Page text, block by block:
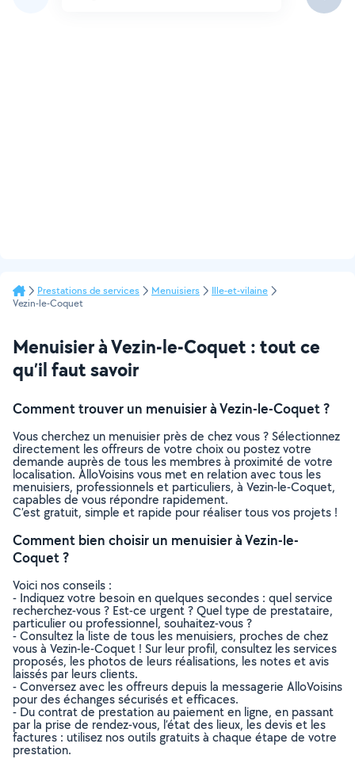
Prestations de services Menuisiers
Ille-et-vilaine
Vezin-le-Coquet
Menuisier à Vezin-le-Coquet : tout ce
qu’il faut savoir
Comment trouver un menuisier à Vezin-le-Coquet ?
Vous cherchez un menuisier près de chez vous ? Sélectionnez
directement les offreurs de votre choix ou postez votre
demande auprès de tous les membres à proximité de votre
localisation. AlloVoisins vous met en relation avec tous les
menuisiers, professionnels et particuliers, à Vezin-le-Coquet,
capables de vous répondre rapidement.
C’est gratuit, simple et rapide pour réaliser tous vos projets !
Comment bien choisir un menuisier à Vezin-le-
Coquet ?
Voici nos conseils :
- Indiquez votre besoin en quelques secondes : quel service
recherchez-vous ? Est-ce urgent ? Quel type de prestataire,
particulier ou professionnel, souhaitez-vous ?
- Consultez la liste de tous les menuisiers, proches de chez
vous à Vezin-le-Coquet ! Sur leur profil, consultez les services
proposés, les photos de leurs réalisations, les notes et avis
laissés par leurs clients.
- Conversez avec les offreurs depuis la messagerie AlloVoisins
pour des échanges sécurisés et efficaces.
- Du contrat de prestation au paiement en ligne, en passant
par la prise de rendez-vous, l’état des lieux, les devis et les
factures : utilisez nos outils gratuits à chaque étape de votre
prestation.